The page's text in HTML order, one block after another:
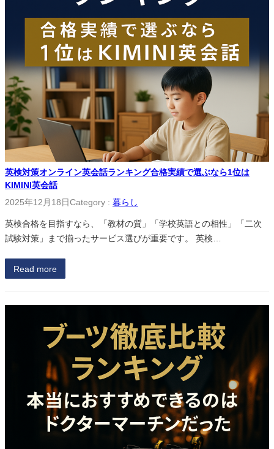
英検対策オンライン英会話ランキング合格実績で選ぶなら1位は
KIMINI英会話
2025年12月18日Category : 暮らし
英検合格を目指すなら、「教材の質」「学校英語との相性」「二次
試験対策」まで揃ったサービス選びが重要です。 英検…
Read more